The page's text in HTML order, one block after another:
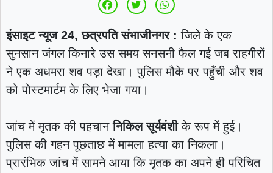
इंसाइट न्यूज 24, छत्रपति संभाजीनगर : जिले के एक
सुनसान जंगल किनारे उस समय सनसनी फैल गई जब राहगीरों
ने एक अधमरा शव पड़ा देखा। पुलिस मौके पर पहुँची और शव
को पोस्टमार्टम के लिए भेजा गया।
जांच में मृतक की पहचाननिकिल सूर्यवंशीके रूप में हुई।
पुलिस की गहन पूछताछ में मामला हत्या का निकला।
प्रारंभिक जांच में सामने आया कि मृतक का अपने ही परिचित